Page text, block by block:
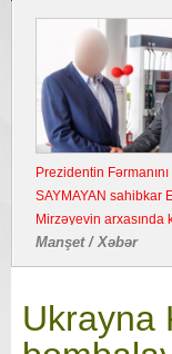
Ukrayna Krımda iki
bombalayıb, "Pantsir"
edilib
Dünya / Hadisə
Ukrayna